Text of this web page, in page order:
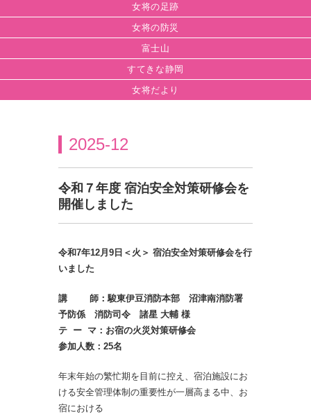
女将の足跡
女将の防災
富士山
すてきな静岡
女将だより
2025-12
令和７年度 宿泊安全対策研修会を
開催しました
令和7年12月9日＜火＞ 宿泊安全対策研修会を行
いました
講 師：駿東伊豆消防本部 沼津南消防署
予防係 消防司令 諸星 大輔 様
テ ー マ：お宿の火災対策研修会
参加人数：25名
年末年始の繁忙期を目前に控え、宿泊施設にお
ける安全管理体制の重要性が一層高まる中、お
宿における